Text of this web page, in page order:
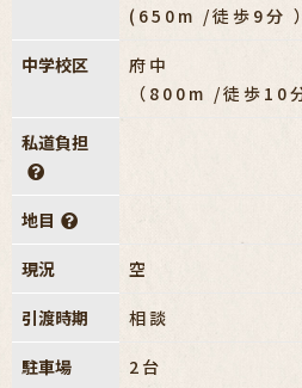
(650m /徒歩9分 ）
中学校区
府中
（800m /徒歩10
私道負担
地目
現況 空
引渡時期 相談
駐車場 2台